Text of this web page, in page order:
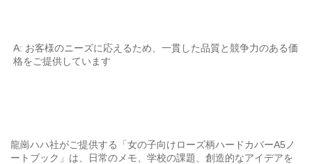
A: お客様のニーズに応えるため、一貫した品質と競争力のある価
格をご提供しています
龍崗ハハ社がご提供する「女の子向けローズ柄ハードカバーA5ノ
ートブック」は、日常のメモ、学校の課題、創造的なアイデアを